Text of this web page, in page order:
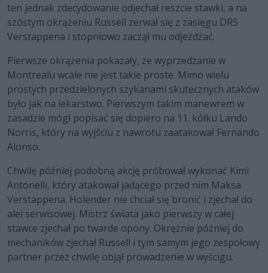
ten jednak zdecydowanie odjechał reszcie stawki, a na
szóstym okrążeniu Russell zerwał się z zasięgu DRS
Verstappena i stopniowo zaczął mu odjeżdżać.
Pierwsze okrążenia pokazały, że wyprzedzanie w
Montrealu wcale nie jest takie proste. Mimo wielu
prostych przedzielonych szykanami skutecznych ataków
było jak na lekarstwo. Pierwszym takim manewrem w
zasadzie mógł popisać się dopiero na 11. kółku Lando
Norris, który na wyjściu z nawrotu zaatakował Fernando
Alonso.
Chwilę później podobną akcję próbował wykonać Kimi
Antonelli, który atakował jadącego przed nim Maksa
Verstappena. Holender nie chciał się bronić i zjechał do
alei serwisowej. Mistrz świata jako pierwszy w całej
stawce zjechał po twarde opony. Okrężnie później do
mechaników zjechał Russell i tym samym jego zespołowy
partner przez chwilę objął prowadzenie w wyścigu.